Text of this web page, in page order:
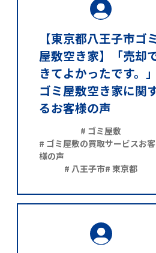
【東京都八王子市ゴミ
屋敷空き家】「売却
きてよかったです。」
ゴミ屋敷空き家に関
るお客様の声
# ゴミ屋敷
# ゴミ屋敷の買取サービスお客
様の声
# 八王子市# 東京都